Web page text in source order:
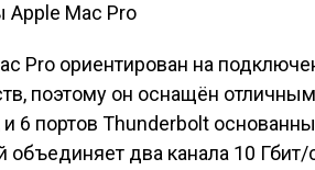
Pro ориентирован на
поэтому он оснащён
и 6 портов Thunderbolt
объединяет два канала 10